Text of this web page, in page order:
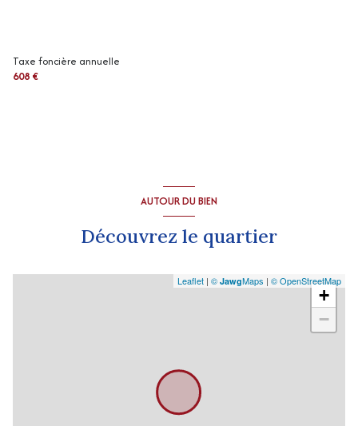
2 niveau(x)
Taxe foncière annuelle
608 €
AUTOUR DU BIEN
Découvrez le quartier
+
−
Leaflet | © JawgMaps | © OpenStreetMap